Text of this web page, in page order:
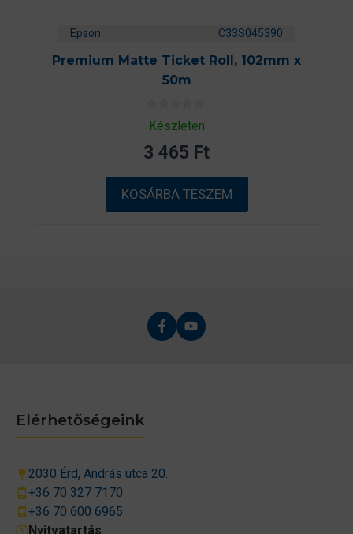
Epson C33S045390
Premium Matte Ticket Roll, 102mm x
50m
0
a
5
b
ő
l
Készleten
3 465 Ft
KOSÁRBA TESZEM
Elérhetőségeink
2030 Érd, András utca 20.
+36 70 327 7170
+36 70 600 6965
Nyitvatartás